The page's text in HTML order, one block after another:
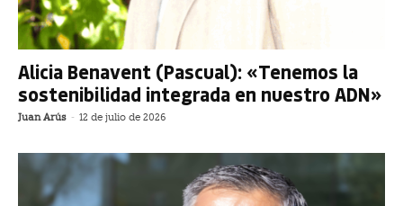
Alicia Benavent (Pascual): «Tenemos la
sostenibilidad integrada en nuestro ADN»
Juan Arús - 12 de julio de 2026